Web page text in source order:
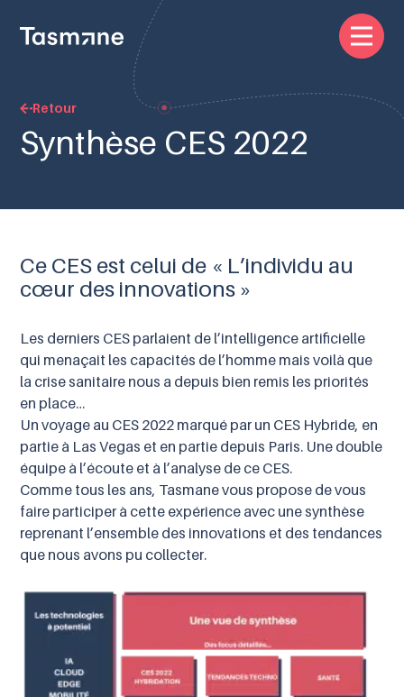
Retour
Synthèse CES 2022
Ce CES est celui de « L’individu au
cœur des innovations »
Les derniers CES parlaient de l’intelligence artificielle
qui menaçait les capacités de l’homme mais voilà que
la crise sanitaire nous a depuis bien remis les priorités
en place…
Un voyage au CES 2022 marqué par un CES Hybride, en
partie à Las Vegas et en partie depuis Paris. Une double
équipe à l’écoute et à l’analyse de ce CES.
Comme tous les ans, Tasmane vous propose de vous
faire participer à cette expérience avec une synthèse
reprenant l’ensemble des innovations et des tendances
que nous avons pu collecter.